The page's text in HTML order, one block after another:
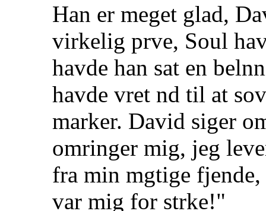
Han er meget glad,
virkelig prve, Soul
havde han sat en
havde vret nd til at
marker. David siger
omringer mig, jeg
fra min mgtige
var mig for strke!"